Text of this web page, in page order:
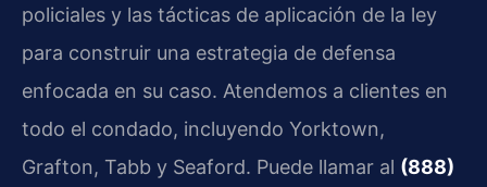
policiales y las tácticas de aplicación de la ley
para construir una estrategia de defensa
enfocada en su caso. Atendemos a clientes en
todo el condado, incluyendo Yorktown,
Grafton, Tabb y Seaford. Puede llamar al (888)